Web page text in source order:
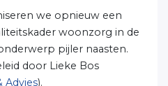
we opnieuw een
woonzorg in de
pijler naasten.
door Lieke Bos
Advies).